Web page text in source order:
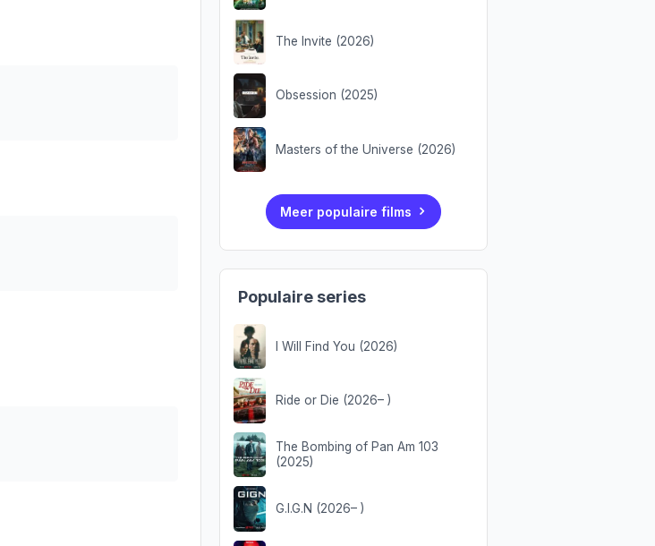
The Invite (2026)
Obsession (2025)
Masters of the Universe (2026)
Meer populaire films
Populaire series
I Will Find You (2026)
Ride or Die (2026– )
The Bombing of Pan Am 103
(2025)
G.I.G.N (2026– )